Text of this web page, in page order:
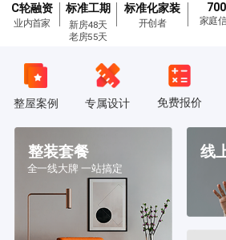
C轮融资
业内首家
标准工期
新房48天
老房55天
标准化家装
开创者 家庭
整屋案例 专属设计 免费报价
整装套餐
全一线大牌 一站搞定
线